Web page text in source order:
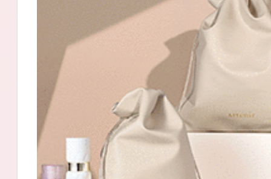
アテニア
ブランドサイ
アテニアの「